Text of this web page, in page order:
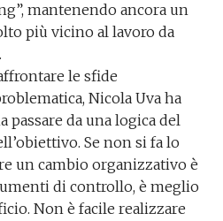
mantenendo ancora un
più vicino al lavoro da
le sfide
Nicola Uva ha
passare da una logica del
Se non si fa lo
un cambio organizzativo è
di controllo, è meglio
Non è facile realizzare